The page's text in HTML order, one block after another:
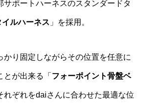
サポートハーネスのスタンダードタ
イルハーネス 」を採用。
かり固定しながらその位置を任意に
とが出来る「 フォーポイント骨盤ベ
れぞれをdaiさんに合わせた最適な位